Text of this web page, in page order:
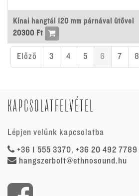
Kínai hangtál 120 mm párnával ütővel
20300 Ft
Előző 3 4 5 6 7 8
KAPCSOLATFELVÉTEL
Lépjen velünk kapcsolatba
+36 1 555 3370, +36 20 492 7789
hangszerbolt@ethnosound.hu